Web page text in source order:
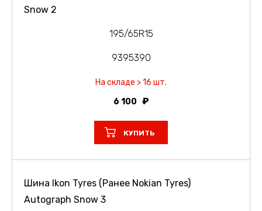
Snow 2
195/65R15
9395390
На складе > 16 шт.
6 100
КУПИТЬ
Шина Ikon Tyres (Ранее Nokian Tyres)
Autograph Snow 3